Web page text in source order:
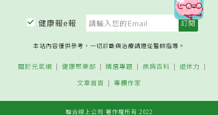
健康報e報
本站內容僅供參考，一切診斷與治療請遵從醫師指導。
關於元氣網 健康聚樂部 精選專題 疾病百科
退休力
文章首頁
專欄作家
聯合線上公司 著作權所有 2022